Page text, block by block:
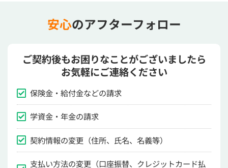
安心のアフターフォロー
ご契約後もお困りなことがございましたら
お気軽にご連絡ください
保険金・給付金などの請求
学資金・年金の請求
契約情報の変更（住所、氏名、名義等）
支払い方法の変更（口座振替、クレジットカード払